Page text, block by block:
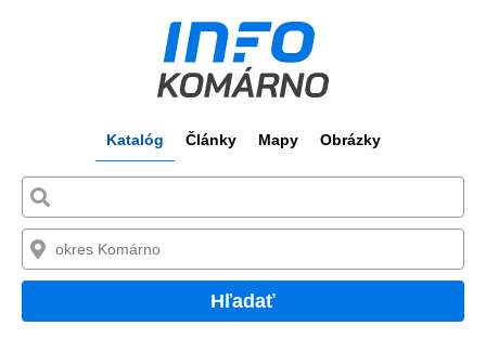
Katalóg Články Mapy Obrázky
Hľadať